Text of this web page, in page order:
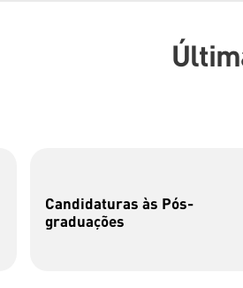
Candidaturas às Pós-
graduações